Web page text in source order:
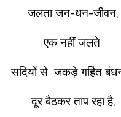
जलता जन-धन-जीवन,
एक नहीं जलते
सदियों से जकड़े गर्हित
दूर बैठकर ताप रहा है,